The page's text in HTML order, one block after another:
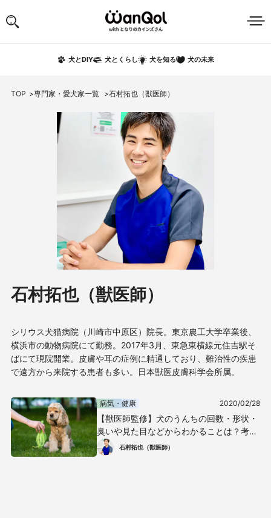
犬とDIY 犬とくらし 犬を知る 犬の未来
TOP 専門家・愛犬家一覧 石村拓也（獣医師）
石村拓也（獣医師）
シリウス犬猫病院（川崎市中原区）院長。東京農工大学卒業後、
横浜市の動物病院にて勤務。2017年3月、東急東横線元住吉駅そ
ばにて現院開業。皮膚や耳の症例に精通しており、難治性の疾患
で遠方から来院する患者も多い。日本獣医皮膚科学会所属。
病気・健康 2020/02/28
【獣医師監修】犬のうんちの回数・形状・
臭いや見た目などからわかることは？考え
られる健康状態や病気のサインについて解
説
石村拓也（獣医師）